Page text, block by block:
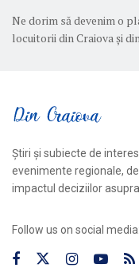
Ne dorim să devenim o
locuitorii din Craiova și
Știri și subiecte de
evenimente regionale,
impactul deciziilor
Follow us on social media: